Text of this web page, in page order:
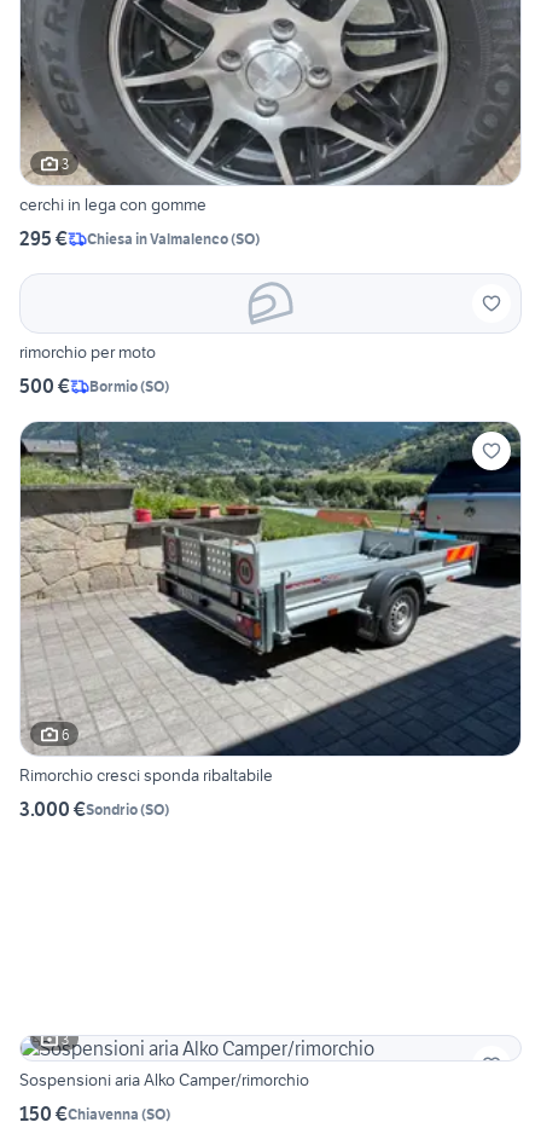
3
cerchi in lega con gomme
295 € Chiesa in Valmalenco(SO)
rimorchio per moto
500 € Bormio(SO)
6
Rimorchio cresci sponda ribaltabile
3.000 €Sondrio(SO)
3
Sospensioni aria Alko Camper/rimorchio
150 €Chiavenna (SO)